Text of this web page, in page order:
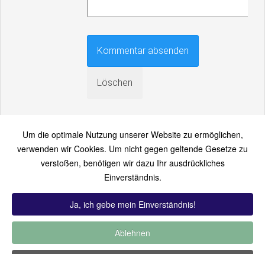
An einen Freund senden
Bitte loggen Sie sich zuerst ein...
Um die optimale Nutzung unserer Website zu ermöglichen,
verwenden wir Cookies. Um nicht gegen geltende Gesetze zu
verstoßen, benötigen wir dazu Ihr ausdrückliches
Einverständnis.
Ja, ich gebe mein Einverständnis!
Ablehnen